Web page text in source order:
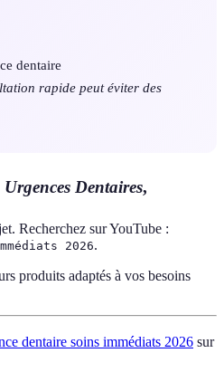
dentaire
rapide peut éviter des
Urgences Dentaires,
Recherchez sur YouTube :
2026.
produits adaptés à vos besoins
dentaire soins immédiats 2026 sur